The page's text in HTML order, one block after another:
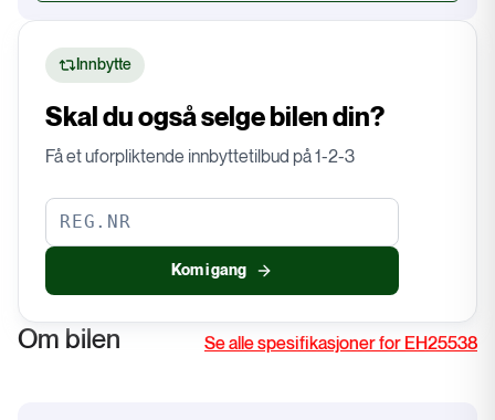
Innbytte
Skal du også selge bilen din?
Få et uforpliktende innbyttetilbud på 1-2-3
Kom i gang
Om bilen Se alle spesifikasjoner for EH25538